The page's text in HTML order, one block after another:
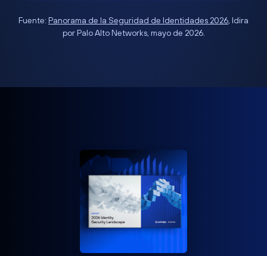
Fuente: Panorama de la Seguridad de Identidades 2026, Idira
por Palo Alto Networks, mayo de 2026.